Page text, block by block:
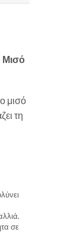
Μισό
μισό
τη
σε